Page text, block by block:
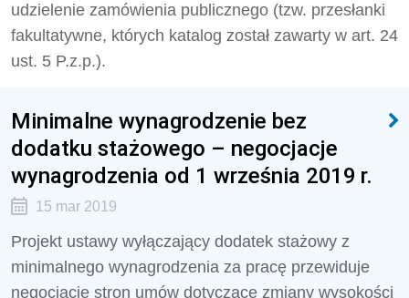
udzielenie zamówienia publicznego (tzw. przesłanki
fakultatywne, których katalog został zawarty w art. 24
ust. 5 P.z.p.).
Minimalne wynagrodzenie bez
dodatku stażowego – negocjacje
wynagrodzenia od 1 września 2019 r.
15 mar 2019
Projekt ustawy wyłączający dodatek stażowy z
minimalnego wynagrodzenia za pracę przewiduje
negocjacje stron umów dotyczące zmiany wysokości